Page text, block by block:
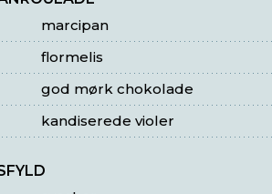
marcipan
flormelis
god mørk chokolade
kandiserede violer